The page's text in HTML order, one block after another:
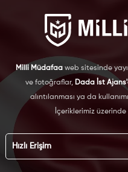
Milli Müdafaa web sitesinde
ve fotoğraflar, Dada İst
alıntılanması ya da
İçeriklerimiz üzerinde
Hızlı Erişim